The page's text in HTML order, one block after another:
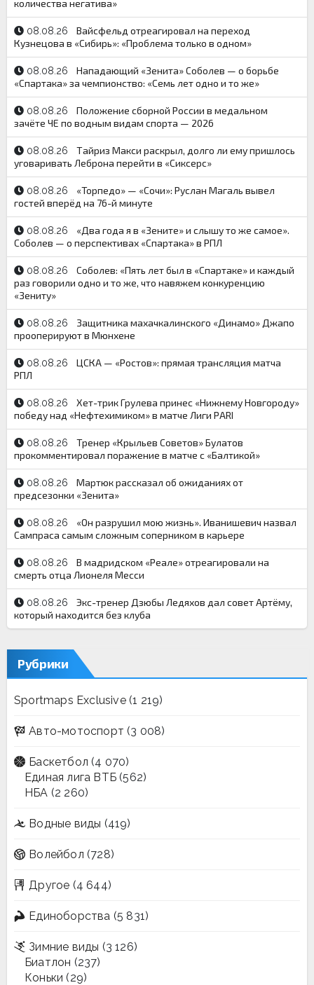
количества негатива»
08.08.26
Вайсфельд отреагировал на переход
Кузнецова в «Сибирь»: «Проблема только в одном»
08.08.26
Нападающий «Зенита» Соболев — о борьбе
«Спартака» за чемпионство: «Семь лет одно и то же»
08.08.26
Положение сборной России в медальном
зачёте ЧЕ по водным видам спорта — 2026
08.08.26
Тайриз Макси раскрыл, долго ли ему пришлось
уговаривать Леброна перейти в «Сиксерс»
08.08.26
«Торпедо» — «Сочи»: Руслан Магаль вывел
гостей вперёд на 76-й минуте
08.08.26
«Два года я в «Зените» и слышу то же самое».
Соболев — о перспективах «Спартака» в РПЛ
08.08.26
Соболев: «Пять лет был в «Спартаке» и каждый
раз говорили одно и то же, что навяжем конкуренцию
«Зениту»
08.08.26
Защитника махачкалинского «Динамо» Джапо
прооперируют в Мюнхене
08.08.26
ЦСКА — «Ростов»: прямая трансляция матча
РПЛ
08.08.26
Хет-трик Грулева принес «Нижнему Новгороду»
победу над «Нефтехимиком» в матче Лиги PARI
08.08.26
Тренер «Крыльев Советов» Булатов
прокомментировал поражение в матче с «Балтикой»
08.08.26
Мартюк рассказал об ожиданиях от
предсезонки «Зенита»
08.08.26
«Он разрушил мою жизнь». Иванишевич назвал
Сампраса самым сложным соперником в карьере
08.08.26
В мадридском «Реале» отреагировали на
смерть отца Лионеля Месси
08.08.26
Экс-тренер Дзюбы Ледяхов дал совет Артёму,
который находится без клуба
Рубрики
Sportmaps Exclusive(1 219)
Авто-мотоспорт (3 008)
Баскетбол (4 070)
Единая лига ВТБ (562)
НБА (2 260)
Водные виды (419)
Волейбол (728)
Другое (4 644)
Единоборства (5 831)
Зимние виды (3 126)
Биатлон (237)
Коньки (29)